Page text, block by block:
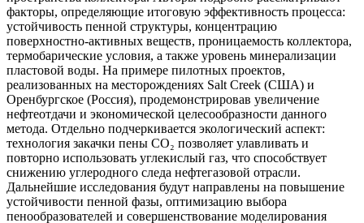
факторы, определяющие итоговую эффективность процесса:
устойчивость пенной структуры, концентрацию
поверхностно-активных веществ, проницаемость коллектора,
термобарические условия, а также уровень минерализации
пластовой воды. На примере пилотных проектов,
реализованных на месторождениях Salt Creek (США) и
Оренбургское (Россия), продемонстрировав увеличение
нефтеотдачи и экономической целесообразности данного
метода. Отдельно подчеркивается экологический аспект:
технология закачки пены СО₂ позволяет улавливать и
повторно использовать углекислый газ, что способствует
снижению углеродного следа нефтегазовой отрасли.
Дальнейшие исследования будут направлены на повышение
устойчивости пенной фазы, оптимизацию выбора
пенообразователей и совершенствование моделирования